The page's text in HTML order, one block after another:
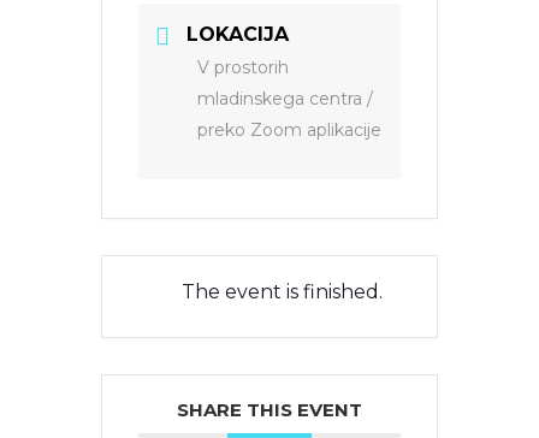
LOKACIJA
V prostorih
mladinskega centra /
preko Zoom aplikacije
The event is finished.
SHARE THIS EVENT